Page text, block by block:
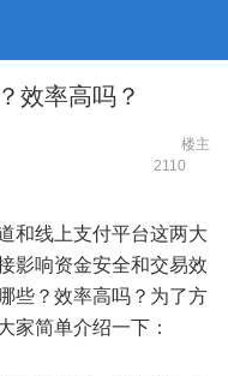
效率高吗？
楼主
2110
线上支付平台这‌两大
影响资金安全和交易效
些？效率高吗？为了方
家简单介绍一下：